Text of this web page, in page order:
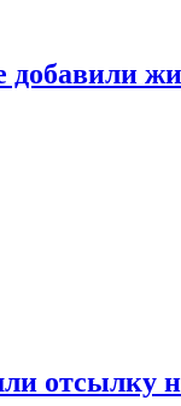
добавили
отсылку